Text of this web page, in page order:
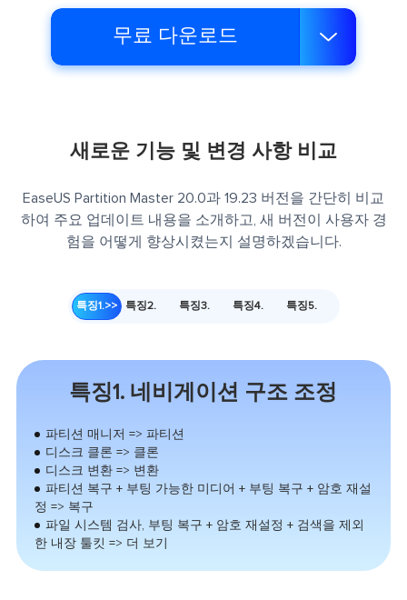
무료 다운로드 
새로운 기능 및 변경 사항 비교
EaseUS Partition Master 20.0과 19.23 버전을 간단히 비교
하여 주요 업데이트 내용을 소개하고, 새 버전이 사용자 경
험을 어떻게 향상시켰는지 설명하겠습니다.
특징1.>> 특징2. 특징3. 특징4. 특징5.
특징1. 네비게이션 구조 조정
파티션 매니저 => 파티션
디스크 클론 => 클론
디스크 변환 => 변환
파티션 복구 + 부팅 가능한 미디어 + 부팅 복구 + 암호 재설
정 => 복구
파일 시스템 검사, 부팅 복구 + 암호 재설정 + 검색을 제외
한 내장 툴킷 => 더 보기